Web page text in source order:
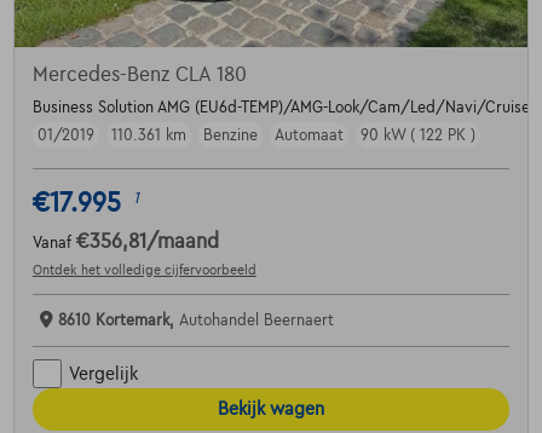
Mercedes-Benz CLA 180
Business Solution AMG (EU6d-TEMP)/AMG-Look/Cam/Led/Navi/
01/2019
110.361 km Benzine Automaat 90 kW ( 122 PK )
€17.995 1
Vanaf €356,81 /maand
Ontdek het volledige cijfervoorbeeld
8610 Kortemark, Autohandel Beernaert
Vergelijk
Bekijk wagen